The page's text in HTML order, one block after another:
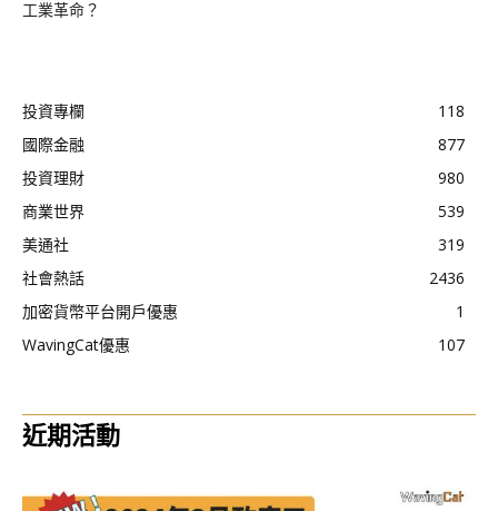
工業革命？
投資專欄
118
國際金融
877
投資理財
980
商業世界
539
美通社
319
社會熱話
2436
加密貨幣平台開戶優惠
1
WavingCat優惠
107
近期活動